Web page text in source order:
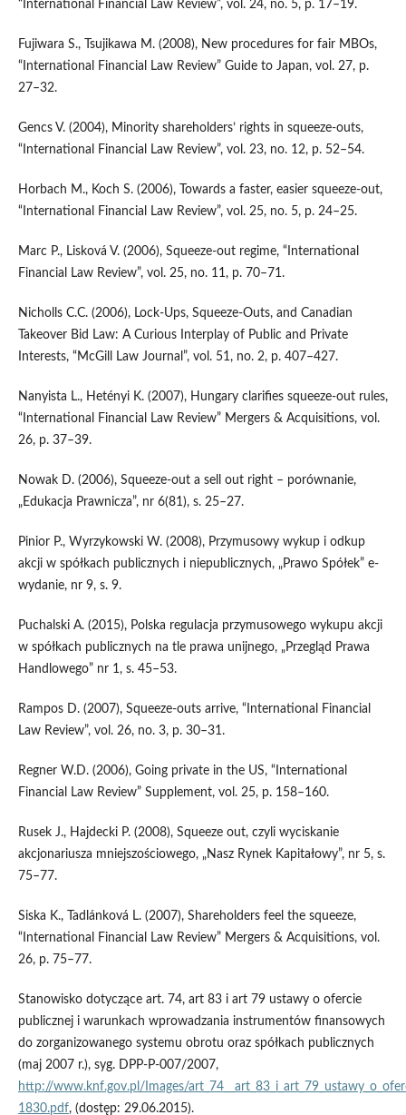
“International Financial Law Re­view”, vol. 24, no. 5, p. 17–19.
Fujiwara S., Tsujikawa M. (2008), New procedures for fair MBOs,
“International Financial Law Review” Guide to Japan, vol. 27, p.
27–32.
Gencs V. (2004), Minority shareholders’ rights in squeeze-outs,
“International Financial Law Re­view”, vol. 23, no. 12, p. 52–54.
Horbach M., Koch S. (2006), Towards a faster, easier squeeze-out,
“International Financial Law Review”, vol. 25, no. 5, p. 24–25.
Marc P., Lisková V. (2006), Squeeze-out regime, “International
Financial Law Review”, vol. 25, no. 11, p. 70–71.
Nicholls C.C. (2006), Lock-Ups, Squeeze-Outs, and Canadian
Takeover Bid Law: A Curious Interp­lay of Public and Private
Interests, “McGill Law Journal”, vol. 51, no. 2, p. 407–427.
Nanyista L., Hetényi K. (2007), Hungary clarifies squeeze-out rules,
“International Financial Law Review” Mergers & Acquisitions, vol.
26, p. 37–39.
Nowak D. (2006), Squeeze-out a sell out right – porównanie,
„Edukacja Prawnicza”, nr 6(81), s. 25–27.
Pinior P., Wyrzykowski W. (2008), Przymusowy wykup i odkup
akcji w spółkach publicznych i nie­publicznych, „Prawo Spółek” e-
wydanie, nr 9, s. 9.
Puchalski A. (2015), Polska regulacja przymusowego wykupu akcji
w spółkach publicznych na tle prawa unijnego, „Przegląd Prawa
Handlowego” nr 1, s. 45–53.
Rampos D. (2007), Squeeze-outs arrive, “International Financial
Law Review”, vol. 26, no. 3, p. 30–31.
Regner W.D. (2006), Going private in the US, “International
Financial Law Review” Supplement, vol. 25, p. 158–160.
Rusek J., Hajdecki P. (2008), Squeeze out, czyli wyciskanie
akcjonariusza mniejszościowego, „Nasz Rynek Kapitałowy”, nr 5, s.
75–77.
Siska K., Tadlánková L. (2007), Shareholders feel the squeeze,
“International Financial Law Re­view” Mergers & Acquisitions, vol.
26, p. 75–77.
Stanowisko dotyczące art. 74, art 83 i art 79 ustawy o ofercie
publicznej i warunkach wprowadzania instrumentów finansowych
do zorganizowanego systemu obrotu oraz spółkach publicznych
(maj 2007 r.), syg. DPP-P-007/2007,
http://www.knf.gov.pl/Images/
1830.pdf, (dostęp: 29.06.2015).